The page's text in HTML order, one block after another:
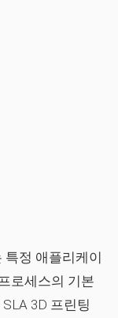
특정 애플리케이
로세스의 기본
3D 프린팅